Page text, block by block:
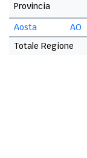
Provincia
AO
Aosta
Totale Regione